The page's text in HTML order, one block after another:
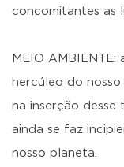
concomitantes as
MEIO
hercúleo do
na inserção desse
ainda se faz
nosso planeta.